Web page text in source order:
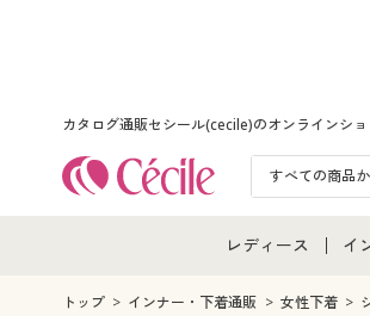
カタログ通販セシール(cecile)のオンラインシ
レディース
レディース通販す
イ
イ
トップ インナー・下着通販 女性下着